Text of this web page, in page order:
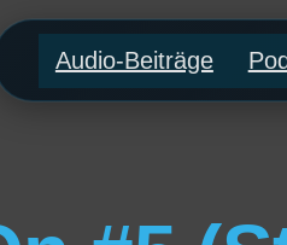
Audio-Beiträge